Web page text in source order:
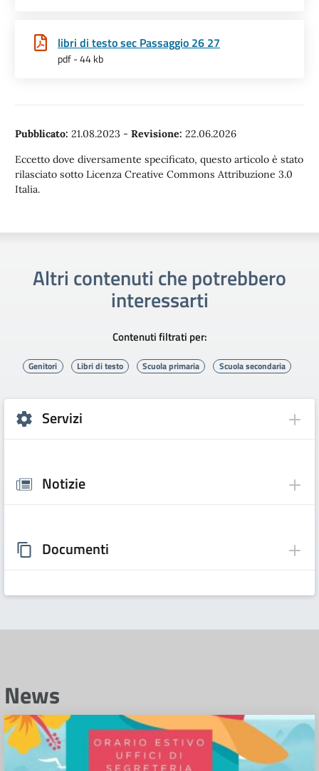
libri di testo sec Passaggio 26 27
pdf - 44 kb
Pubblicato: 21.08.2023 - Revisione: 22.06.2026
Eccetto dove diversamente specificato, questo articolo è stato
rilasciato sotto Licenza Creative Commons Attribuzione 3.0
Italia.
Altri contenuti che potrebbero
interessarti
Contenuti filtrati per:
Genitori Libri di testo Scuola primaria Scuola secondaria
Servizi
Notizie
Documenti
News